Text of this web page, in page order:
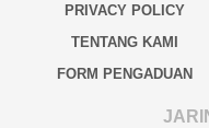
PRIVACY POLICY
TENTANG KAMI
FORM PENGADUAN